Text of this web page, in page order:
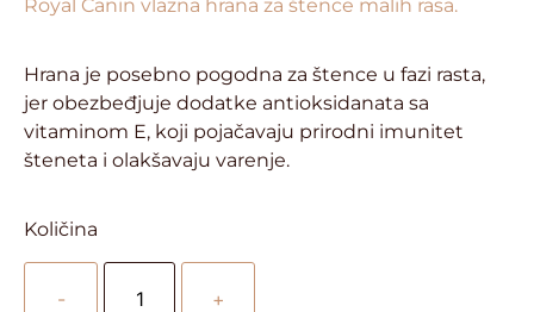
Royal Canin vlazna hrana za štence malih rasa.
Hrana je posebno pogodna za štence u fazi rasta,
jer obezbeđjuje dodatke antioksidanata sa
vitaminom E, koji pojačavaju prirodni imunitet
šteneta i olakšavaju varenje.
Količina
- +